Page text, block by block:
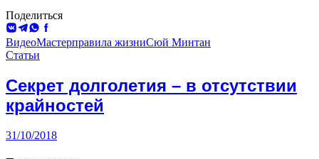
Поделиться
ВКонтакте
Telegram
WhatsApp
Facebook
ВидеоМастерправила жизниСюй Минтан
Статьи
Секрет долголетия – в отсутствии
крайностей
31/10/2018